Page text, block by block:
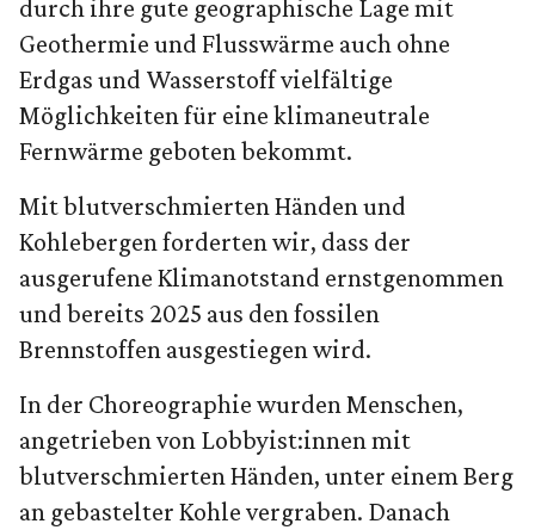
durch ihre gute geographische Lage mit
Geothermie und Flusswärme auch ohne
Erdgas und Wasserstoff vielfältige
Möglichkeiten für eine klimaneutrale
Fernwärme geboten bekommt.
Mit blutverschmierten Händen und
Kohlebergen forderten wir, dass der
ausgerufene Klimanotstand ernstgenommen
und bereits 2025 aus den fossilen
Brennstoffen ausgestiegen wird.
In der Choreographie wurden Menschen,
angetrieben von Lobbyist:innen mit
blutverschmierten Händen, unter einem Berg
an gebastelter Kohle vergraben. Danach